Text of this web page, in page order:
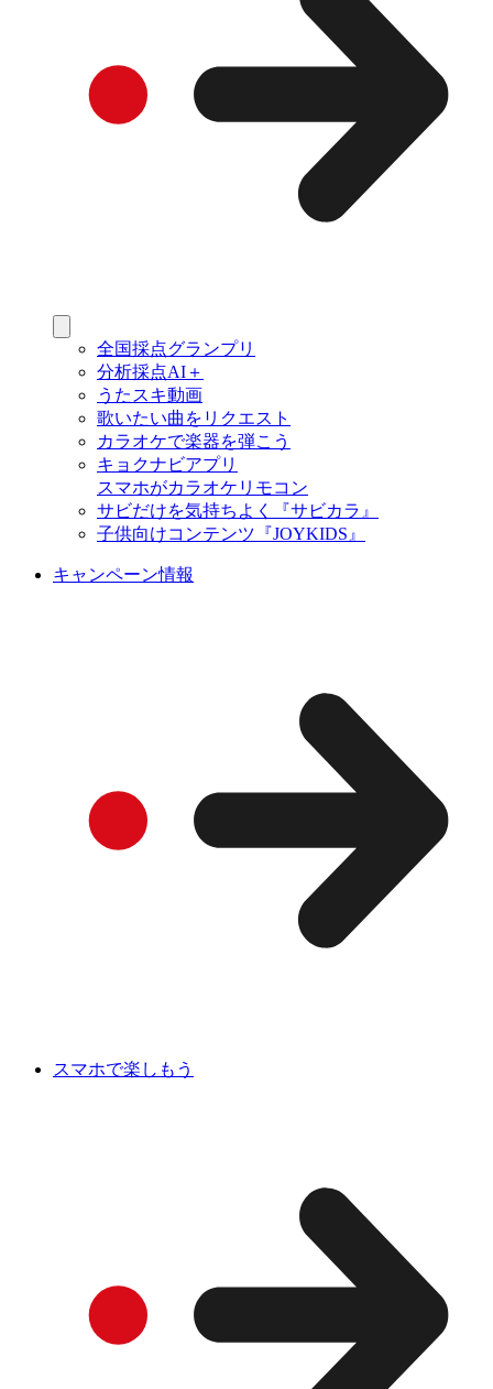
全国採点グランプリ
分析採点AI＋
うたスキ動画
歌いたい曲をリクエスト
カラオケで楽器を弾こう
キョクナビアプリ
スマホがカラオケリモコン
サビだけを気持ちよく『サビカラ』
子供向けコンテンツ『JOYKIDS』
キャンペーン情報
スマホで楽しもう